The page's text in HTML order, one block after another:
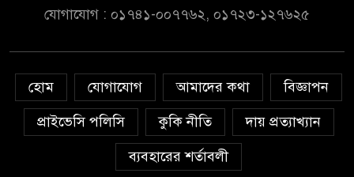
সরকার,প্রবাসীদের বিনিয়োগের
চাঁদপুরে মাটির নিচে গাঁজার ড্রাম,
মাদক কারবারি আটক
লুটপাট ও পাচারমুখী বাজেট
সংশোধনের দাবিতে ফরিদগঞ্জে
যোগাযোগ : ০১৭৪১-০০৭৭৬২, ০১৭২৩-১২৭৬২৫
হোম যোগাযোগ আমাদের কথা
বিজ্ঞাপন
প্রাইভেসি পলিসি
কুকি নীতি
দায় প্রত্যাখ্যান
ব্যবহারের শর্তাবলী